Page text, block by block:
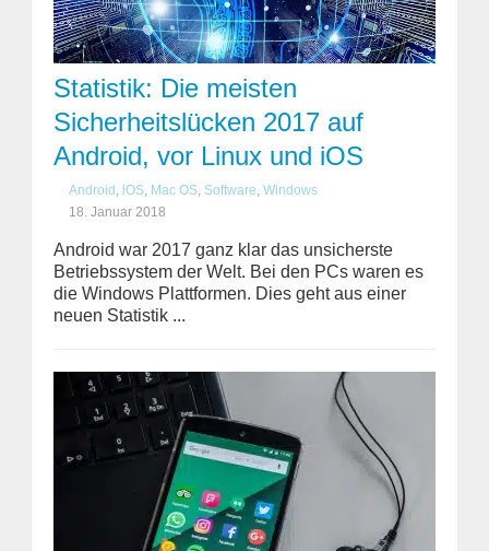
Statistik: Die meisten
Sicherheitslücken 2017 auf
Android, vor Linux und iOS
Android , iOS, Mac OS, Software, Windows
18. Januar 2018
Android war 2017 ganz klar das unsicherste
Betriebssystem der Welt. Bei den PCs waren es
die Windows Plattformen. Dies geht aus einer
neuen Statistik ...